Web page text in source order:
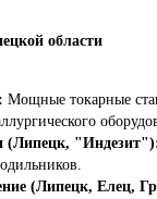
области
Мощные токарные
(Липецк,
(Липецк, Елец,